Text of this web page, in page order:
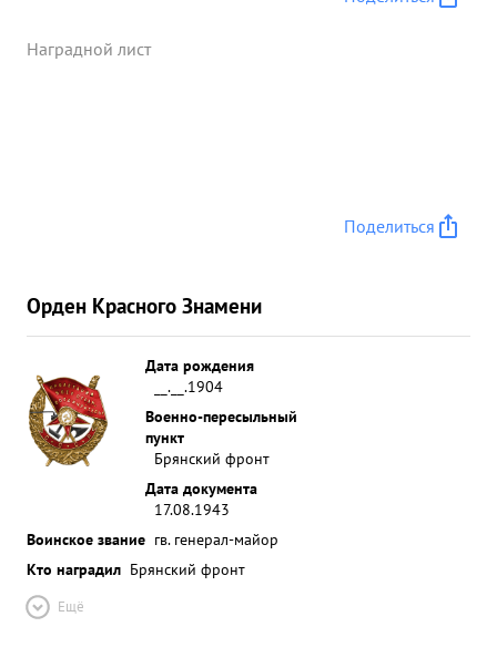
Наградной лист
Поделиться
Орден Красного Знамени
Дата рождения
__.__.1904
Военно-пересыльный
пункт
Брянский фронт
Дата документа
17.08.1943
Воинское звание гв. генерал-майор
Кто наградил Брянский фронт
Ещё